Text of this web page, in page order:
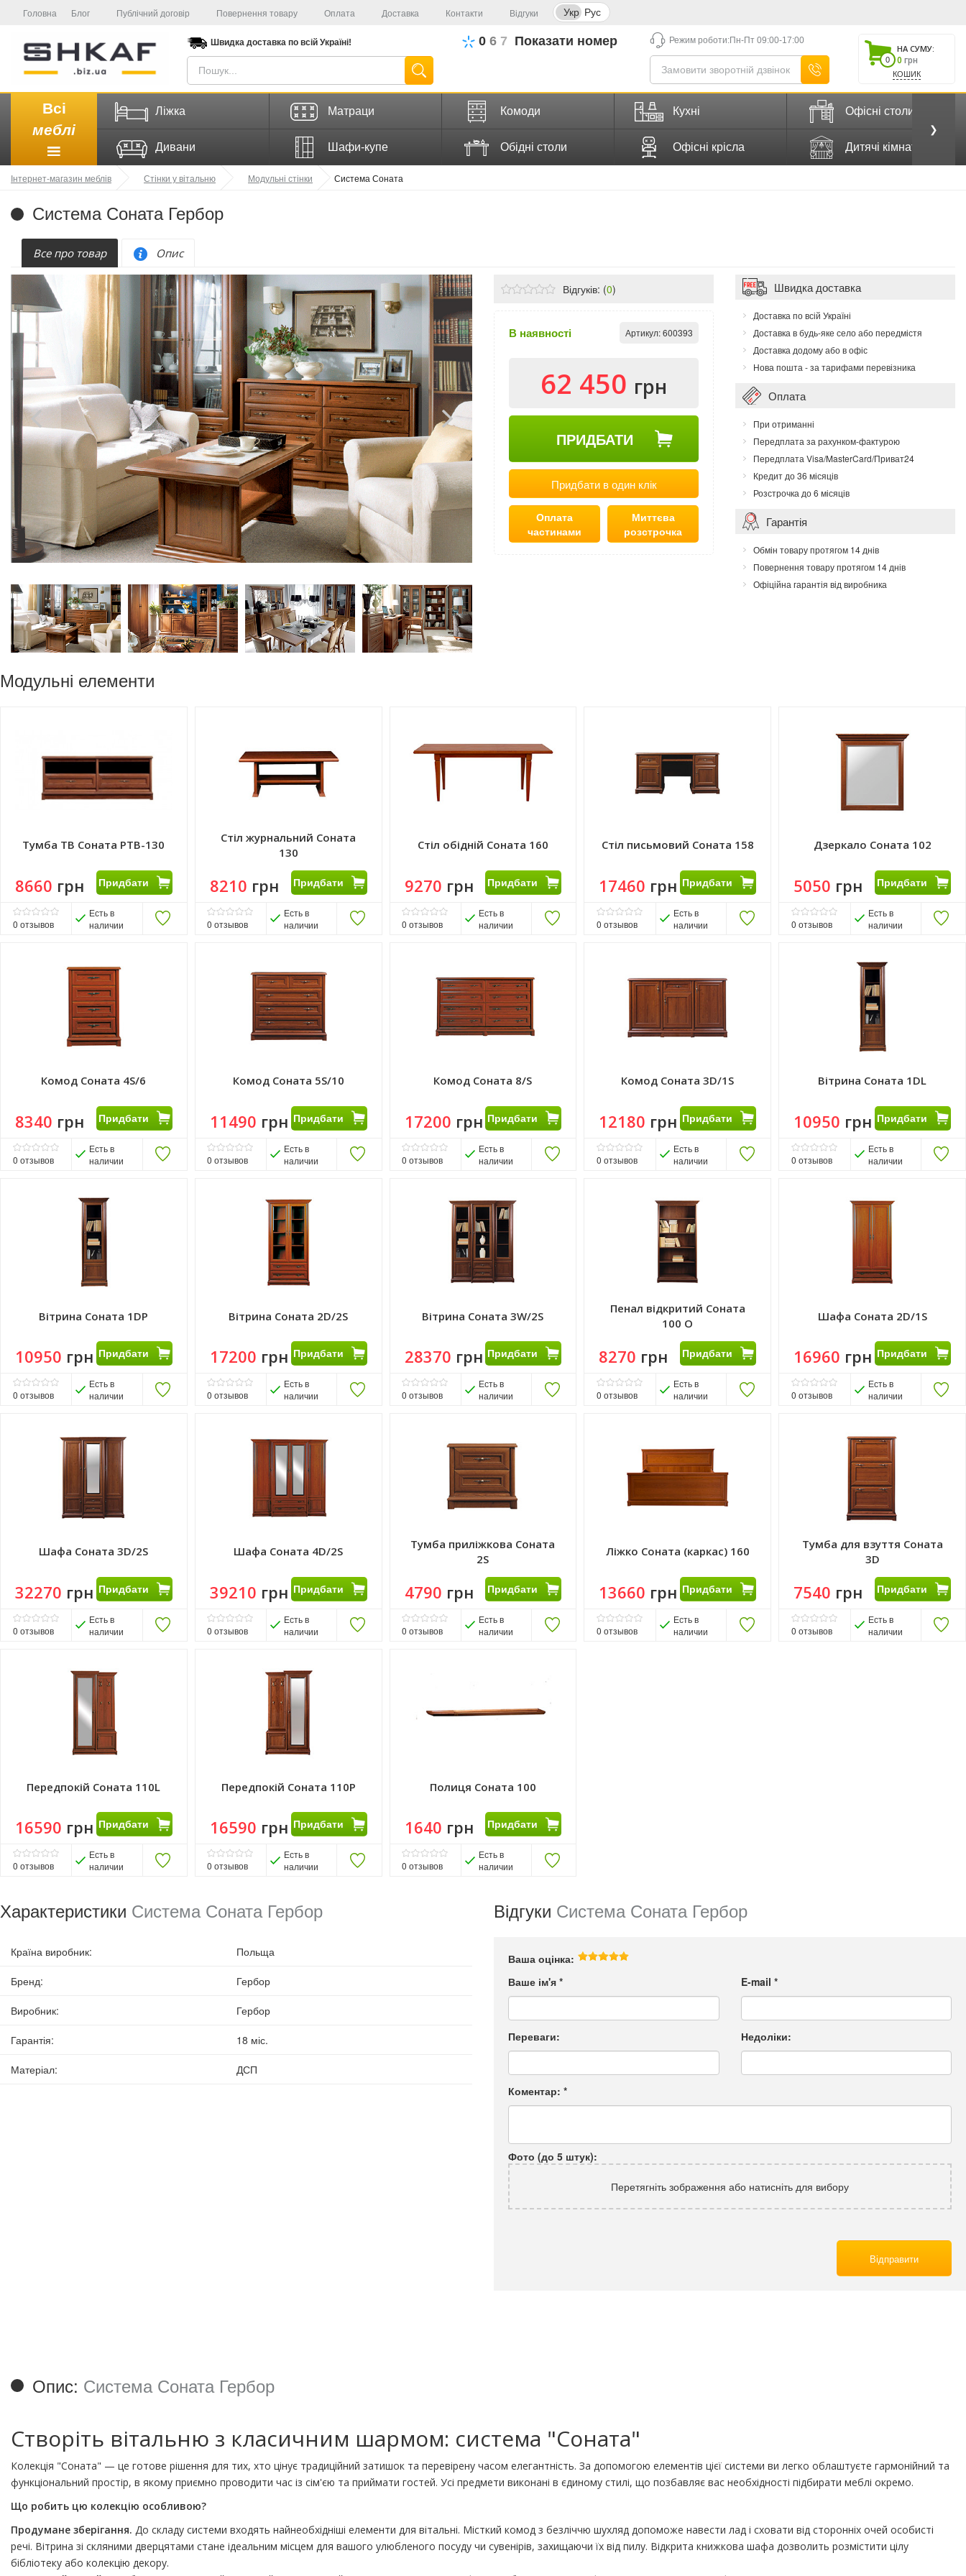
Головна Блог Публічний договір Повернення товару Оплата Доставка Контакти Відгуки Укр Рус
Швидка доставка по всій Україні! 0 6 7 Показати номер Режим роботи:Пн-Пт 09:00-17:00
0
НА СУМУ:
0 грн
КОШИК
Всі
меблі
Ліжка Матраци Комоди Кухні Офісні столи
Дивани Шафи-купе Обідні столи Офісні крісла Дитячі кімнати
❯
Інтернет-магазин меблів Стінки у вітальню Модульні стінки Система Соната
Система Соната Гербор
Все про товар Опис
Відгуків: (0)
В наявності Артикул:600393
62 450 грн
ПРИДБАТИ
Придбати в один клік
Оплата
частинами
Миттєва
розстрочка
Швидка доставка
Доставка по всій Україні
Доставка в будь-яке село або передмістя
Доставка додому або в офіс
Нова пошта - за тарифами перевізника
Оплата
При отриманні
Передплата за рахунком-фактурою
Передплата Visa/MasterCard/Приват24
Кредит до 36 місяців
Розстрочка до 6 місяців
Гарантія
Обмін товару протягом 14 днів
Повернення товару протягом 14 днів
Офіційна гарантія від виробника
Модульні елементи
Тумба ТВ Соната РТВ-130
8660 грн Придбати
0 отзывов
Есть в
наличии
Стіл журнальний Соната
130
8210 грн Придбати
0 отзывов
Есть в
наличии
Стіл обідній Соната 160
9270 грн Придбати
0 отзывов
Есть в
наличии
Стіл письмовий Соната 158
17460 грн Придбати
0 отзывов
Есть в
наличии
Дзеркало Соната 102
5050 грн Придбати
0 отзывов
Есть в
наличии
Комод Соната 4S/6
8340 грн Придбати
0 отзывов
Есть в
наличии
Комод Соната 5S/10
11490 грн Придбати
0 отзывов
Есть в
наличии
Комод Соната 8/S
17200 грн Придбати
0 отзывов
Есть в
наличии
Комод Соната 3D/1S
12180 грн Придбати
0 отзывов
Есть в
наличии
Вітрина Соната 1DL
10950 грн Придбати
0 отзывов
Есть в
наличии
Вітрина Соната 1DP
10950 грн Придбати
0 отзывов
Есть в
наличии
Вітрина Соната 2D/2S
17200 грн Придбати
0 отзывов
Есть в
наличии
Вітрина Соната 3W/2S
28370 грн Придбати
0 отзывов
Есть в
наличии
Пенал відкритий Соната
100 O
8270 грн Придбати
0 отзывов
Есть в
наличии
Шафа Соната 2D/1S
16960 грн Придбати
0 отзывов
Есть в
наличии
Шафа Соната 3D/2S
32270 грн Придбати
0 отзывов
Есть в
наличии
Шафа Соната 4D/2S
39210 грн Придбати
0 отзывов
Есть в
наличии
Тумба приліжкова Соната
2S
4790 грн Придбати
0 отзывов
Есть в
наличии
Ліжко Соната (каркас) 160
13660 грн Придбати
0 отзывов
Есть в
наличии
Тумба для взуття Соната
3D
7540 грн Придбати
0 отзывов
Есть в
наличии
Передпокій Соната 110L
16590 грн Придбати
0 отзывов
Есть в
наличии
Передпокій Соната 110P
16590 грн Придбати
0 отзывов
Есть в
наличии
Полиця Соната 100
1640 грн Придбати
0 отзывов
Есть в
наличии
Характеристики Система Соната Гербор
Країна виробник: Польща
Бренд: Гербор
Виробник: Гербор
Гарантія: 18 міс.
Матеріал: ДСП
Відгуки Система Соната Гербор
Ваша оцінка:
Ваше ім'я * E-mail *
Переваги: Недоліки:
Коментар: *
Фото (до 5 штук):
Перетягніть зображення або натисніть для вибору
Відправити
Опис: Система Соната Гербор
Створіть вітальню з класичним шармом: система "Соната"
Колекція "Соната" — це готове рішення для тих, хто цінує традиційний затишок та перевірену часом елегантність. За допомогою елементів цієї системи ви легко облаштуєте гармонійний та
функціональний простір, в якому приємно проводити час із сім'єю та приймати гостей. Усі предмети виконані в єдиному стилі, що позбавляє вас необхідності підбирати меблі окремо.
Що робить цю колекцію особливою?
Продумане зберігання. До складу системи входять найнеобхідніші елементи для вітальні. Місткий комод з безліччю шухляд допоможе навести лад і сховати від сторонніх очей особисті
речі. Вітрина зі скляними дверцятами стане ідеальним місцем для вашого улюбленого посуду чи сувенірів, захищаючи їх від пилу. Відкрита книжкова шафа дозволить розмістити цілу
бібліотеку або колекцію декору.